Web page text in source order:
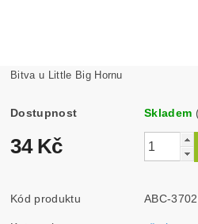
Bitva u Little Big Hornu
Dostupnost Skladem
34 Kč
Kód produktu ABC-